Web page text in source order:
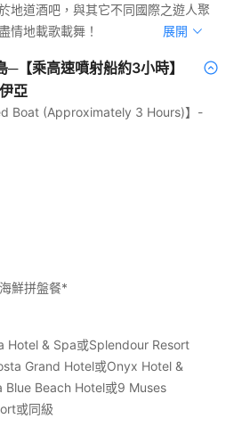
地道酒吧，與其它不同國際之遊人聚
情地載歌載舞！
展開
─【乘高速噴射船約3小時】
亞
Boat (Approximately 3 Hours)】-
鮮拼盤餐*
Hotel & Spa或Splendour Resort
Grand Hotel或Onyx Hotel &
Blue Beach Hotel或9 Muses
或同級